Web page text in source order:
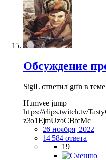
Обсуждение
SigiL ответил grfn в теме
Humvee jump
https://clips.twitch.tv/
z3o1EjmUzoCBfcMc
26 ноября, 2022
14 584 ответа
19